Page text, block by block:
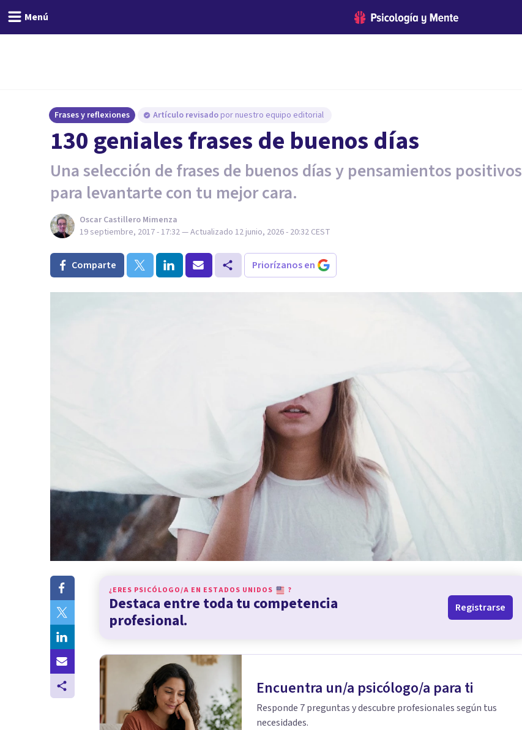
Menú
Frases y reflexiones Artículo revisado por nuestro equipo editorial
130 geniales frases de buenos días
Una selección de frases de buenos días y pensamientos positivos
para levantarte con tu mejor cara.
Oscar Castillero Mimenza
19 septiembre, 2017 - 17:32— Actualizado 12 junio, 2026 - 20:32 CEST
Comparte Priorízanos en
¿ERES PSICÓLOGO/A EN ESTADOS UNIDOS ?
Destaca entre toda tu competencia
profesional.
Registrarse
Encuentra un/a psicólogo/a para ti
Responde 7 preguntas y descubre profesionales según tus
necesidades.